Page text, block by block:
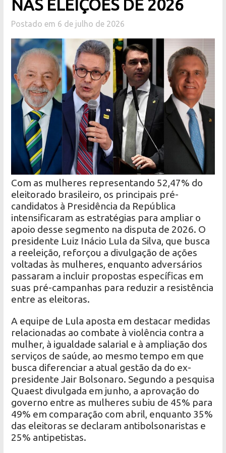
NAS ELEIÇÕES DE 2026
Postado em 6 de julho de 2026
Com as mulheres representando 52,47% do
eleitorado brasileiro, os principais pré-
candidatos à Presidência da República
intensificaram as estratégias para ampliar o
apoio desse segmento na disputa de 2026. O
presidente Luiz Inácio Lula da Silva, que busca
a reeleição, reforçou a divulgação de ações
voltadas às mulheres, enquanto adversários
passaram a incluir propostas específicas em
suas pré-campanhas para reduzir a resistência
entre as eleitoras.
A equipe de Lula aposta em destacar medidas
relacionadas ao combate à violência contra a
mulher, à igualdade salarial e à ampliação dos
serviços de saúde, ao mesmo tempo em que
busca diferenciar a atual gestão da do ex-
presidente Jair Bolsonaro. Segundo a pesquisa
Quaest divulgada em junho, a aprovação do
governo entre as mulheres subiu de 45% para
49% em comparação com abril, enquanto 35%
das eleitoras se declaram antibolsonaristas e
25% antipetistas.